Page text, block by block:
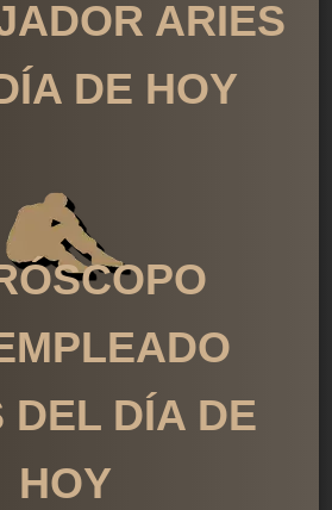
ARIES
DE HOY
DEL DÍA DE
HOY